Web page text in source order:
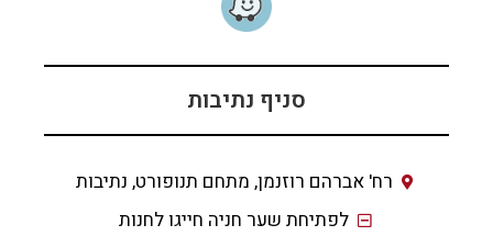
סניף נתיבות
רח' אברהם רוזנמן, מתחם תנופורט, נתיבות
לפתיחת שער חניה חייגו לחנות